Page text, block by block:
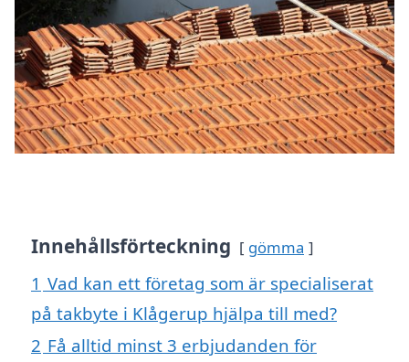
Innehållsförteckning gömma
1 Vad kan ett företag som är specialiserat
på takbyte i Klågerup hjälpa till med?
2 Få alltid minst 3 erbjudanden för